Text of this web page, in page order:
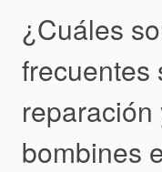
¿Cuáles
frecuentes
bombines